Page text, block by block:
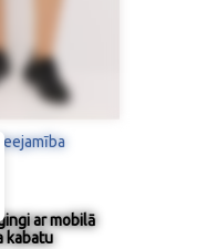
ar mobilā
kabatu